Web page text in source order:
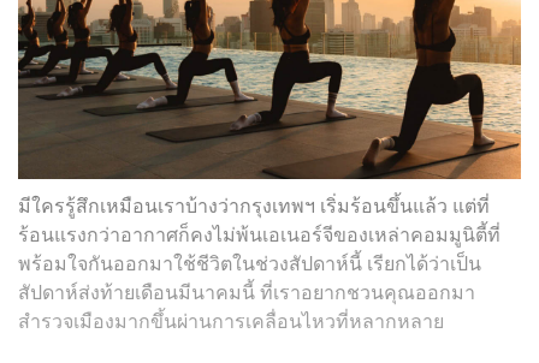
มีใครรู้สึกเหมือนเราบ้างว่ากรุงเทพฯ เริ่มร้อนขึ้นแล้ว แต่ที่
ร้อนแรงกว่าอากาศก็คงไม่พ้นเอเนอร์จีของเหล่าคอมมูนิตี้ที่
พร้อมใจกันออกมาใช้ชีวิตในช่วงสัปดาห์นี้ เรียกได้ว่าเป็น
สัปดาห์ส่งท้ายเดือนมีนาคมนี้ ที่เราอยากชวนคุณออกมา
สำรวจเมืองมากขึ้นผ่านการเคลื่อนไหวที่หลากหลาย